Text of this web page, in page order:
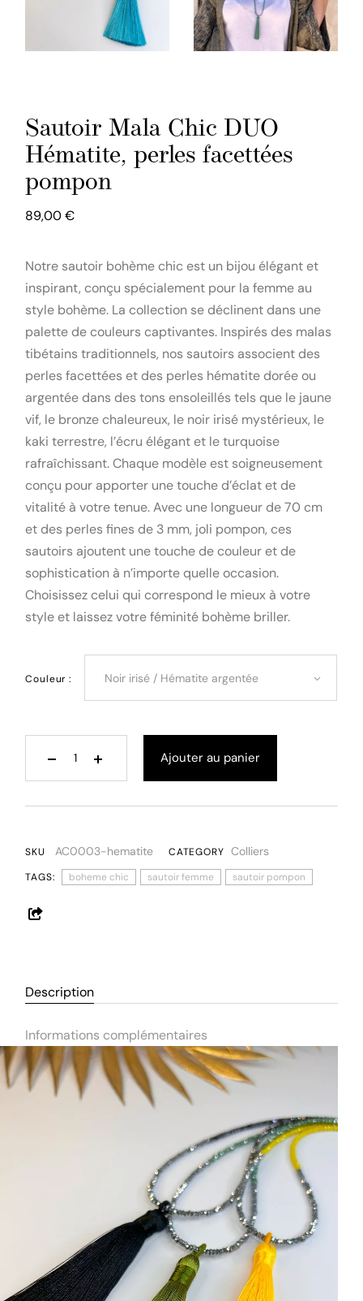
Sautoir Mala Chic DUO
Hématite, perles facettées
pompon
89,00€
Notre sautoir bohème chic est un bijou élégant et
inspirant, conçu spécialement pour la femme au
style bohème. La collection se déclinent dans une
palette de couleurs captivantes. Inspirés des malas
tibétains traditionnels, nos sautoirs associent des
perles facettées et des perles hématite dorée ou
argentée dans des tons ensoleillés tels que le jaune
vif, le bronze chaleureux, le noir irisé mystérieux, le
kaki terrestre, l’écru élégant et le turquoise
rafraîchissant. Chaque modèle est soigneusement
conçu pour apporter une touche d’éclat et de
vitalité à votre tenue. Avec une longueur de 70 cm
et des perles fines de 3 mm, joli pompon, ces
sautoirs ajoutent une touche de couleur et de
sophistication à n’importe quelle occasion.
Choisissez celui qui correspond le mieux à votre
style et laissez votre féminité bohème briller.
Couleur : Noir irisé / Hématite argentée
Ajouter au panier
SKU AC0003-hematite CATEGORY Colliers
TAGS: boheme chic sautoir femme sautoir pompon
Description
Informations complémentaires